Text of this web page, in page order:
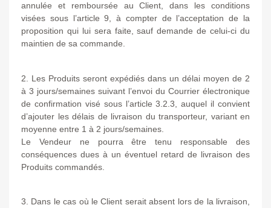
annulée et remboursée au Client, dans les conditions
visées sous l’article 9, à compter de l’acceptation de la
proposition qui lui sera faite, sauf demande de celui-ci du
maintien de sa commande.
2. Les Produits seront expédiés dans un délai moyen de 2
à 3 jours/semaines suivant l’envoi du Courrier électronique
de confirmation visé sous l’article 3.2.3, auquel il convient
d’ajouter les délais de livraison du transporteur, variant en
moyenne entre 1 à 2 jours/semaines.
Le Vendeur ne pourra être tenu responsable des
conséquences dues à un éventuel retard de livraison des
Produits commandés.
3. Dans le cas où le Client serait absent lors de la livraison,